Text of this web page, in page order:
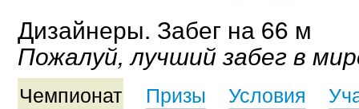
Дизайнеры. Забег на 66 м
Пожалуй, лучший забег в
Чемпионат Призы Условия